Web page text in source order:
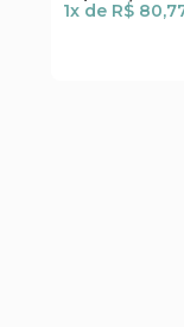
1x de R$